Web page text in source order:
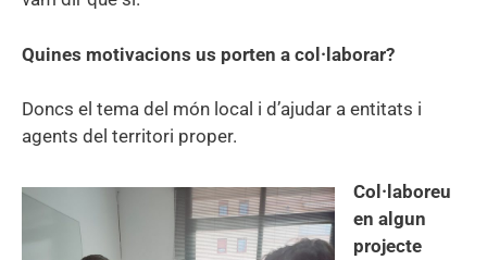
Quines motivacions us porten a col·laborar?
Doncs el tema del món local i d’ajudar a entitats i
agents del territori proper.
Col·laboreu
en algun
projecte